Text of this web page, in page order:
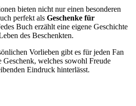
bieten nicht nur einen besonderen
perfekt als Geschenke für
Buch erzählt eine eigene Geschichte
des Beschenkten.
Vorlieben gibt es für jeden Fan
Geschenk, welches sowohl Freude
Eindruck hinterlässt.